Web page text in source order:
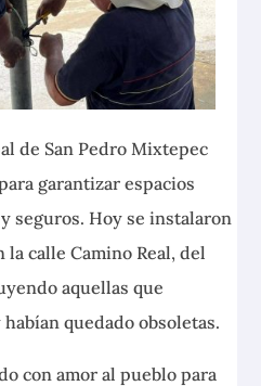
de San Pedro Mixtepec
garantizar espacios
yseguros. Hoy se instalaron
calle Camino Real, del
aquellas que
quedado obsoletas.
con amor al pueblo para